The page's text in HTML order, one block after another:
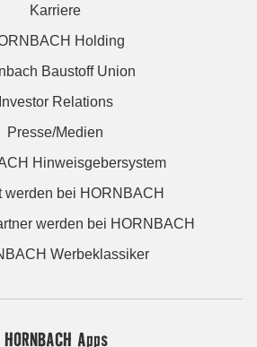
Karriere
Holding
Baustoff Union
Investor Relations
Presse/Medien
Hinweisgebersystem
werden bei HORNBACH
werden bei HORNBACH
Werbeklassiker
HORNBACH Apps